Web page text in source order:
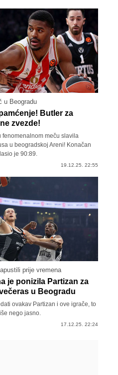
u Beogradu
Butler za
zvezde!
fenomenalnom meču slavila
u beogradskoj Areni! Konačan
je 90:89.
19.12.25. 22:55
prije vremena
je ponizila Partizan za
u Beogradu
ovakav Partizan i ove igrače, to
nego jasno.
17.12.25. 22:24